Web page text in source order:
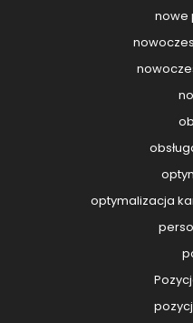
nowe
optymalizacja